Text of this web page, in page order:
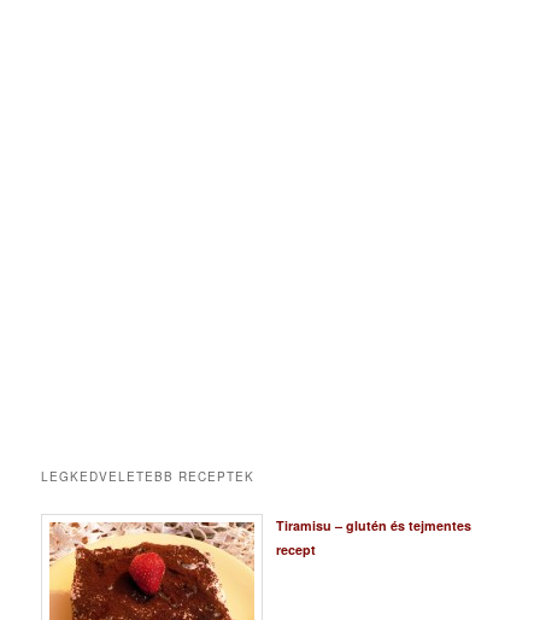
LEGKEDVELETEBB RECEPTEK
Tiramisu – glutén és tejmentes
recept